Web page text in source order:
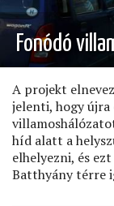
Fonódó
A projekt
jelenti, hogy újra
híd alatt a
elhelyezni, és
Batthyány térre